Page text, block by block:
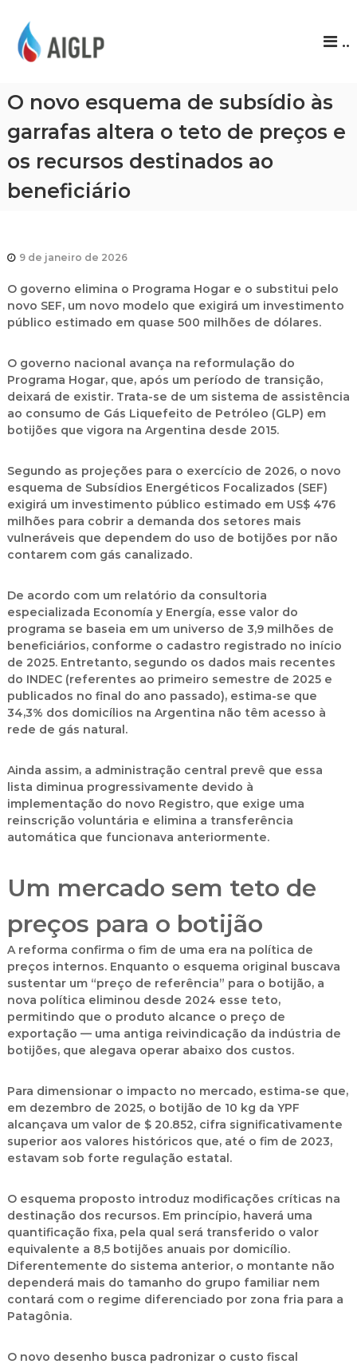
P
..
O novo esquema de subsídio às
garrafas altera o teto de preços e
os recursos destinados ao
beneficiário
9 de janeiro de 2026
O governo elimina o Programa Hogar e o substitui pelo
novo SEF, um novo modelo que exigirá um investimento
público estimado em quase 500 milhões de dólares.
O governo nacional avança na reformulação do
Programa Hogar, que, após um período de transição,
deixará de existir. Trata-se de um sistema de assistência
ao consumo de Gás Liquefeito de Petróleo (GLP) em
botijões que vigora na Argentina desde 2015.
Segundo as projeções para o exercício de 2026, o novo
esquema de Subsídios Energéticos Focalizados (SEF)
exigirá um investimento público estimado em US$ 476
milhões para cobrir a demanda dos setores mais
vulneráveis que dependem do uso de botijões por não
contarem com gás canalizado.
De acordo com um relatório da consultoria
especializada Economía y Energía, esse valor do
programa se baseia em um universo de 3,9 milhões de
beneficiários, conforme o cadastro registrado no início
de 2025. Entretanto, segundo os dados mais recentes
do INDEC(referentes ao primeiro semestre de 2025 e
publicados no final do ano passado), estima-se que
34,3% dos domicílios na Argentina não têm acesso à
rede de gás natural.
Ainda assim, a administração central prevê que essa
lista diminua progressivamente devido à
implementação do novo Registro, que exige uma
reinscrição voluntária e elimina a transferência
automática que funcionava anteriormente.
Um mercado sem teto de
preços para o botijão
A reforma confirma o fim de uma era na política de
preços internos. Enquanto o esquema original buscava
sustentar um “preço de referência” para o botijão, a
nova política eliminou desde 2024 esse teto,
permitindo que o produto alcance o preço de
exportação — uma antiga reivindicação da indústria de
botijões, que alegava operar abaixo dos custos.
Para dimensionar o impacto no mercado, estima-se que,
em dezembro de 2025, o botijão de 10 kg da YPF
alcançava um valor de $ 20.852, cifra significativamente
superior aos valores históricos que, até o fim de 2023,
estavam sob forte regulação estatal.
O esquema proposto introduz modificações críticas na
destinação dos recursos. Em princípio, haverá uma
quantificação fixa, pela qual será transferido o valor
equivalente a 8,5 botijões anuais por domicílio.
Diferentemente do sistema anterior, o montante não
dependerá mais do tamanho do grupo familiar nem
contará com o regime diferenciado por zona fria para a
Patagônia.
O novo desenho busca padronizar o custo fiscal